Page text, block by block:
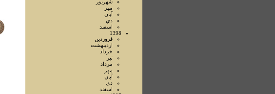
شهريور
مهر
آبان
دي
اسفند
1398
فروردين
ارديبهشت
خرداد
تير
مرداد
مهر
آبان
دي
اسفند